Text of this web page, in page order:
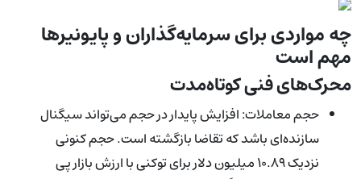
چه مواردی برای سرمایه‌گذاران و پایونیرها
مهم است
محرک‌های فنی کوتاه‌مدت
حجم معاملات: افزایش پایدار در حجم می‌تواند سیگنال
سازنده‌ای باشد که تقاضا بازگشته است. حجم کنونی
نزدیک ۱۰.۸۹ میلیون دلار برای توکنی با ارزش بازار پی